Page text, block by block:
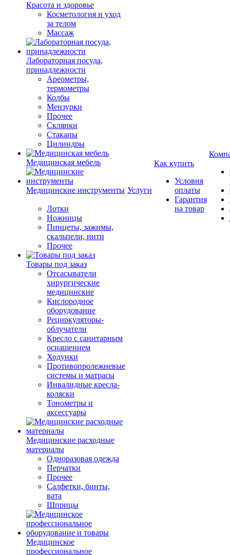
Красота и здоровье
Косметология и уход
за телом
Массаж
Лабораторная посуда,
принадлежности
Ареометры,
термометры
Колбы
Мензурки
Прочее
Склянки
Стаканы
Цилиндры
Медицинская мебель
Медицинские инструменты
Лотки
Ножницы
Пинцеты, зажимы,
скальпели, нити
Прочее
Товары под заказ
Отсасыватели
хирургические
медицинские
Кислородное
оборудование
Рециркуляторы-
облучатели
Кресло с санитарным
оснащением
Ходунки
Противопролежневые
системы и матрасы
Инвалидные кресла-
коляски
Тонометры и
аксессуары
Медицинские расходные
материалы
Одноразовая одежда
Перчатки
Прочее
Салфетки, бинты,
вата
Шприцы
Медицинское
профессиональное
Услуги
Как купить
Условия
оплаты
Гарантия
на товар